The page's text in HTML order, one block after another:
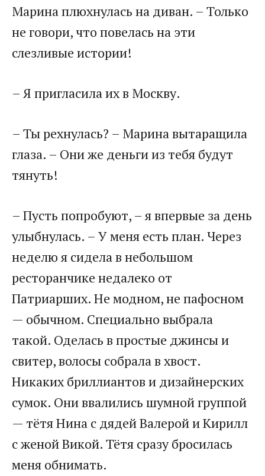
Марина плюхнулась на диван. – Только
не говори, что повелась на эти
слезливые истории!
– Я пригласила их в Москву.
– Ты рехнулась? – Марина вытаращила
глаза. – Они же деньги из тебя будут
тянуть!
– Пусть попробуют, – я впервые за день
улыбнулась. – У меня есть план. Через
неделю я сидела в небольшом
ресторанчике недалеко от
Патриарших. Не модном, не пафосном
— обычном. Специально выбрала
такой. Оделась в простые джинсы и
свитер, волосы собрала в хвост.
Никаких бриллиантов и дизайнерских
сумок. Они ввалились шумной группой
— тётя Нина с дядей Валерой и Кирилл
с женой Викой. Тётя сразу бросилась
меня обнимать.